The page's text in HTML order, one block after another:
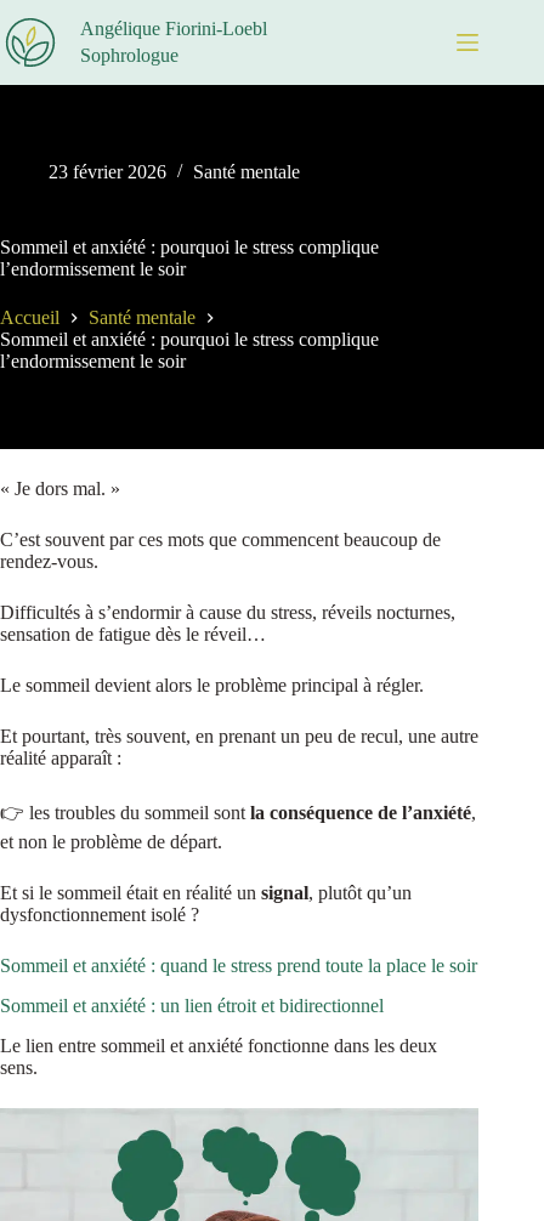
au
contenu
Angélique Fiorini-Loebl
Sophrologue
23 février 2026 Santé mentale
Sommeil et anxiété : pourquoi le stress complique
l’endormissement le soir
Accueil
Santé mentale
Sommeil et anxiété : pourquoi le stress complique
l’endormissement le soir
« Je dors mal. »
C’est souvent par ces mots que commencent beaucoup de
rendez-vous.
Difficultés à s’endormir à cause du stress, réveils nocturnes,
sensation de fatigue dès le réveil…
Le sommeil devient alors le problème principal à régler.
Et pourtant, très souvent, en prenant un peu de recul, une autre
réalité apparaît :
👉 les troubles du sommeil sont la conséquence de l’anxiété,
et non le problème de départ.
Et si le sommeil était en réalité un signal, plutôt qu’un
dysfonctionnement isolé ?
Sommeil et anxiété : quand le stress prend toute la place le soir
Sommeil et anxiété : un lien étroit et bidirectionnel
Le lien entre sommeil et anxiété fonctionne dans les deux
sens.